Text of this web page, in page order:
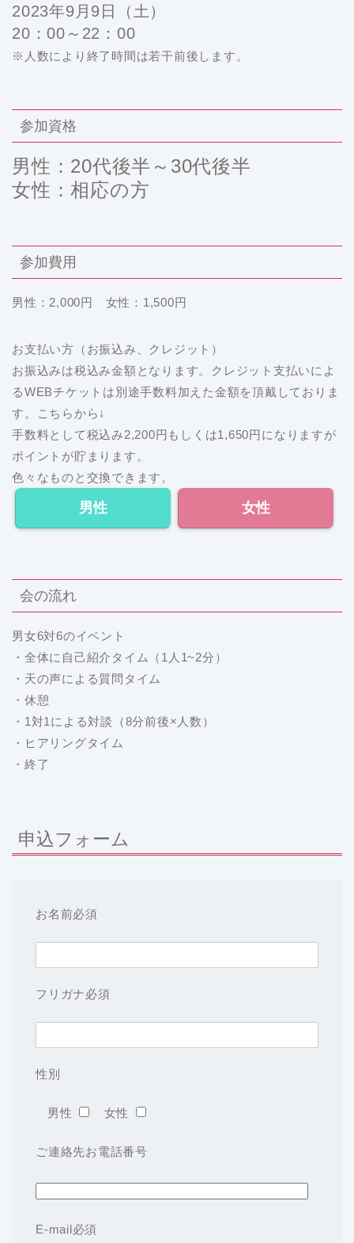
2023年9月9日（土）
20：00～22：00
※人数により終了時間は若干前後します。
参加資格
男性：20代後半～30代後半
女性：相応の方
参加費用
男性：2,000円 女性：1,500円
お支払い方（お振込み、クレジット）
お振込みは税込み金額となります。クレジット支払いによ
るWEBチケットは別途手数料加えた金額を頂戴しておりま
す。こちらから↓
手数料として税込み2,200円もしくは1,650円になりますが
ポイントが貯まります。
色々なものと交換できます。
男性 女性
会の流れ
男女6対6のイベント
・全体に自己紹介タイム（1人1~2分）
・天の声による質問タイム
・休憩
・1対1による対談（8分前後×人数）
・ヒアリングタイム
・終了
申込フォーム
お名前必須
フリガナ必須
性別
男性 女性
ご連絡先お電話番号
E-mail必須